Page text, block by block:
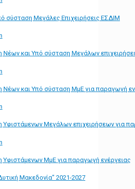
σύσταση Μεγάλες Επιχειρήσεις ΕΣΔΙΜ
Νέων και Υπό σύσταση Μεγάλων
Νέων και Υπό σύσταση ΜμΕ για παραγωγή
Υφιστάμενων Μεγάλων επιχειρήσεων για
Υφιστάμενων ΜμΕ για παραγωγή ενέργειας
Μακεδονία” 2021-2027